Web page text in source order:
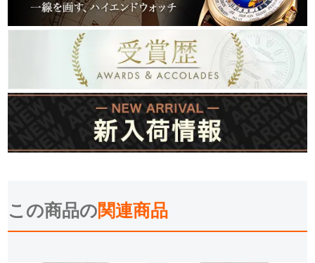
この商品の関連商品